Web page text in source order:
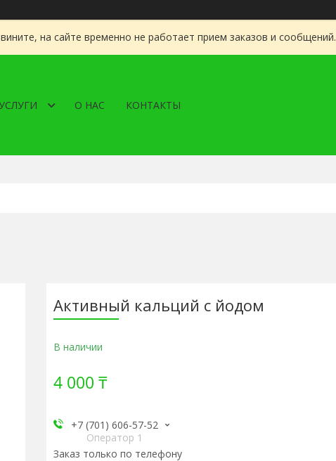
на сайте временно не работает прием заказов и сообщений.
О НАС КОНТАКТЫ
Активный кальций с йодом
В наличии
4 000 ₸
+7 (701) 606-57-52
Оператор 1
Заказ только по телефону